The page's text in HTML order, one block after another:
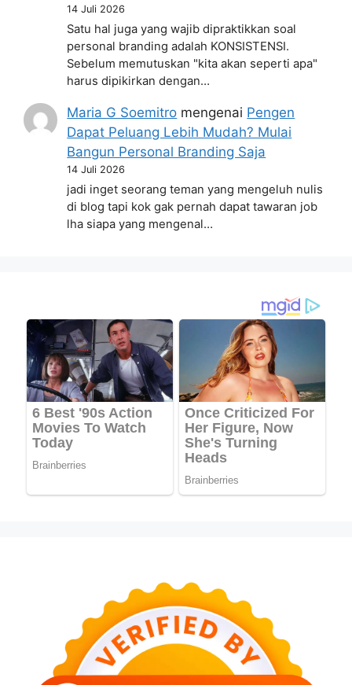
14 Juli 2026
Satu hal juga yang wajib dipraktikkan soal
personal branding adalah KONSISTENSI.
Sebelum memutuskan "kita akan seperti apa"
harus dipikirkan dengan…
Maria G Soemitro mengenai Pengen
Dapat Peluang Lebih Mudah? Mulai
Bangun Personal Branding Saja
14 Juli 2026
jadi inget seorang teman yang mengeluh nulis
di blog tapi kok gak pernah dapat tawaran job
lha siapa yang mengenal…